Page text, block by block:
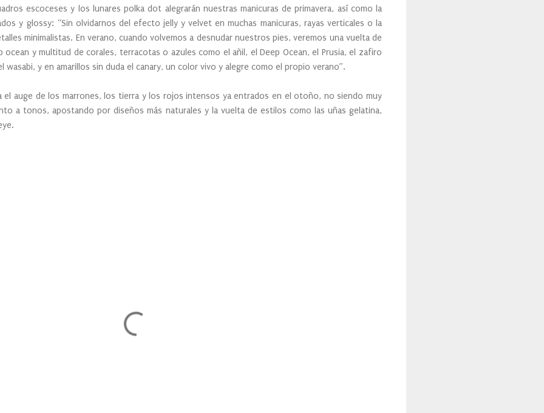
escoceses y los lunares polka dot alegrarán nuestras manicuras de primavera, así como la
y glossy: “Sin olvidarnos del efecto jelly y velvet en muchas manicuras, rayas verticales o la
minimalistas. En verano, cuando volvemos a desnudar nuestros pies, veremos una vuelta de
ocean y multitud de corales, terracotas o azules como el añil, el Deep Ocean, el Prusia, el zafiro
wasabi, y en amarillos sin duda el canary, un color vivo y alegre como el propio verano”.
el auge de los marrones, los tierra y los rojos intensos ya entrados en el otoño, no siendo muy
a tonos, apostando por diseños más naturales y la vuelta de estilos como las uñas gelatina,